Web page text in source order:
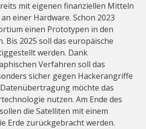
mit eigenen finanziellen Mitteln
einer Hardware. Schon 2023
einen Prototypen in den
Bis 2025 soll das europäische
werden. Dank
Verfahren soll das
sicher gegen Hackerangriffe
möchte das
nutzen. Am Ende des
die Satelliten mit einem
Erde zurückgebracht werden.